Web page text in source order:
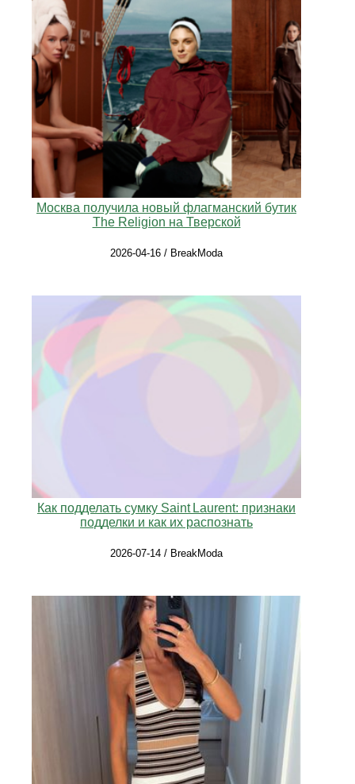
Москва получила новый флагманский бутик
The Religion на Тверской
2026-04-16 / BreakModa
Как подделать сумку Saint Laurent: признаки
подделки и как их распознать
2026-07-14 / BreakModa